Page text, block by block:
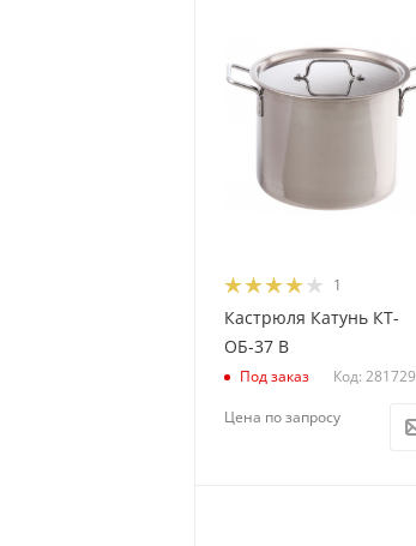
1
Кастрюля Катунь КТ-
ОБ-37 В
Под заказ Код: 281729
Цена по запросу